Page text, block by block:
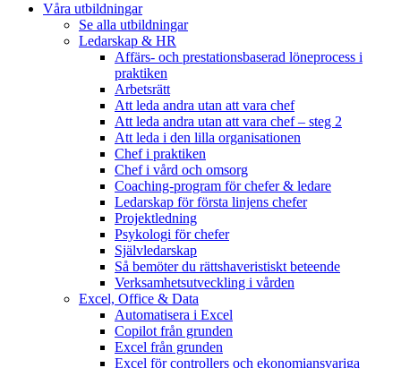
Våra utbildningar
Se alla utbildningar
Ledarskap & HR
Affärs- och prestationsbaserad löneprocess i
praktiken
Arbetsrätt
Att leda andra utan att vara chef
Att leda andra utan att vara chef – steg 2
Att leda i den lilla organisationen
Chef i praktiken
Chef i vård och omsorg
Coaching-program för chefer & ledare
Ledarskap för första linjens chefer
Projektledning
Psykologi för chefer
Självledarskap
Så bemöter du rättshaveristiskt beteende
Verksamhetsutveckling i vården
Excel, Office & Data
Automatisera i Excel
Copilot från grunden
Excel från grunden
Excel för controllers och ekonomiansvariga